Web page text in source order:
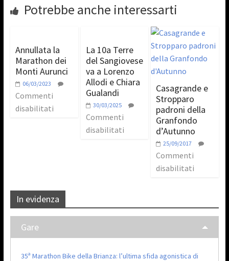
Potrebbe anche interessarti
Annullata la
Marathon dei
Monti Aurunci
06/03/2023
Commenti
disabilitati
La 10a Terre
del Sangiovese
va a Lorenzo
Allodi e Chiara
Gualandi
30/03/2025
Commenti
disabilitati
Casagrande e
Stropparo
padroni della
Granfondo
d’Autunno
25/09/2017
Commenti
disabilitati
In evidenza
Gare
35ª Marathon Bike della Brianza: l’ultima sfida agonistica di